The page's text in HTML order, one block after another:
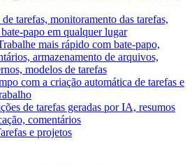
tarefas, monitoramento das tarefas,
papo em qualquer lugar
mais rápido com bate-papo,
armazenamento de arquivos,
modelos de tarefas
com a criação automática de tarefas e
de tarefas geradas por IA, resumos
comentários
e projetos